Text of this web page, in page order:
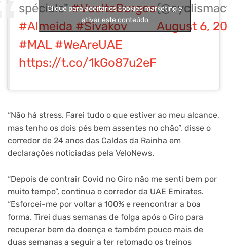
spéciale"#VueltaBurgos
#Almeida #Sivakov
#MAL #WeAreUAE
https://t.co/1kGo87u2eF
August 6,
Clique para aceitar os cookies marketing e
ativar este conteúdo
“Não há stress. Farei tudo o que estiver ao meu alcance,
mas tenho os dois pés bem assentes no chão”, disse o
corredor de 24 anos das Caldas da Rainha em
declarações noticiadas pela VeloNews.
“Depois de contrair Covid no Giro não me senti bem por
muito tempo”, continua o corredor da UAE Emirates.
“Esforcei-me por voltar a 100% e reencontrar a boa
forma. Tirei duas semanas de folga após o Giro para
recuperar bem da doença e também pouco mais de
duas semanas a seguir a ter retomado os treinos